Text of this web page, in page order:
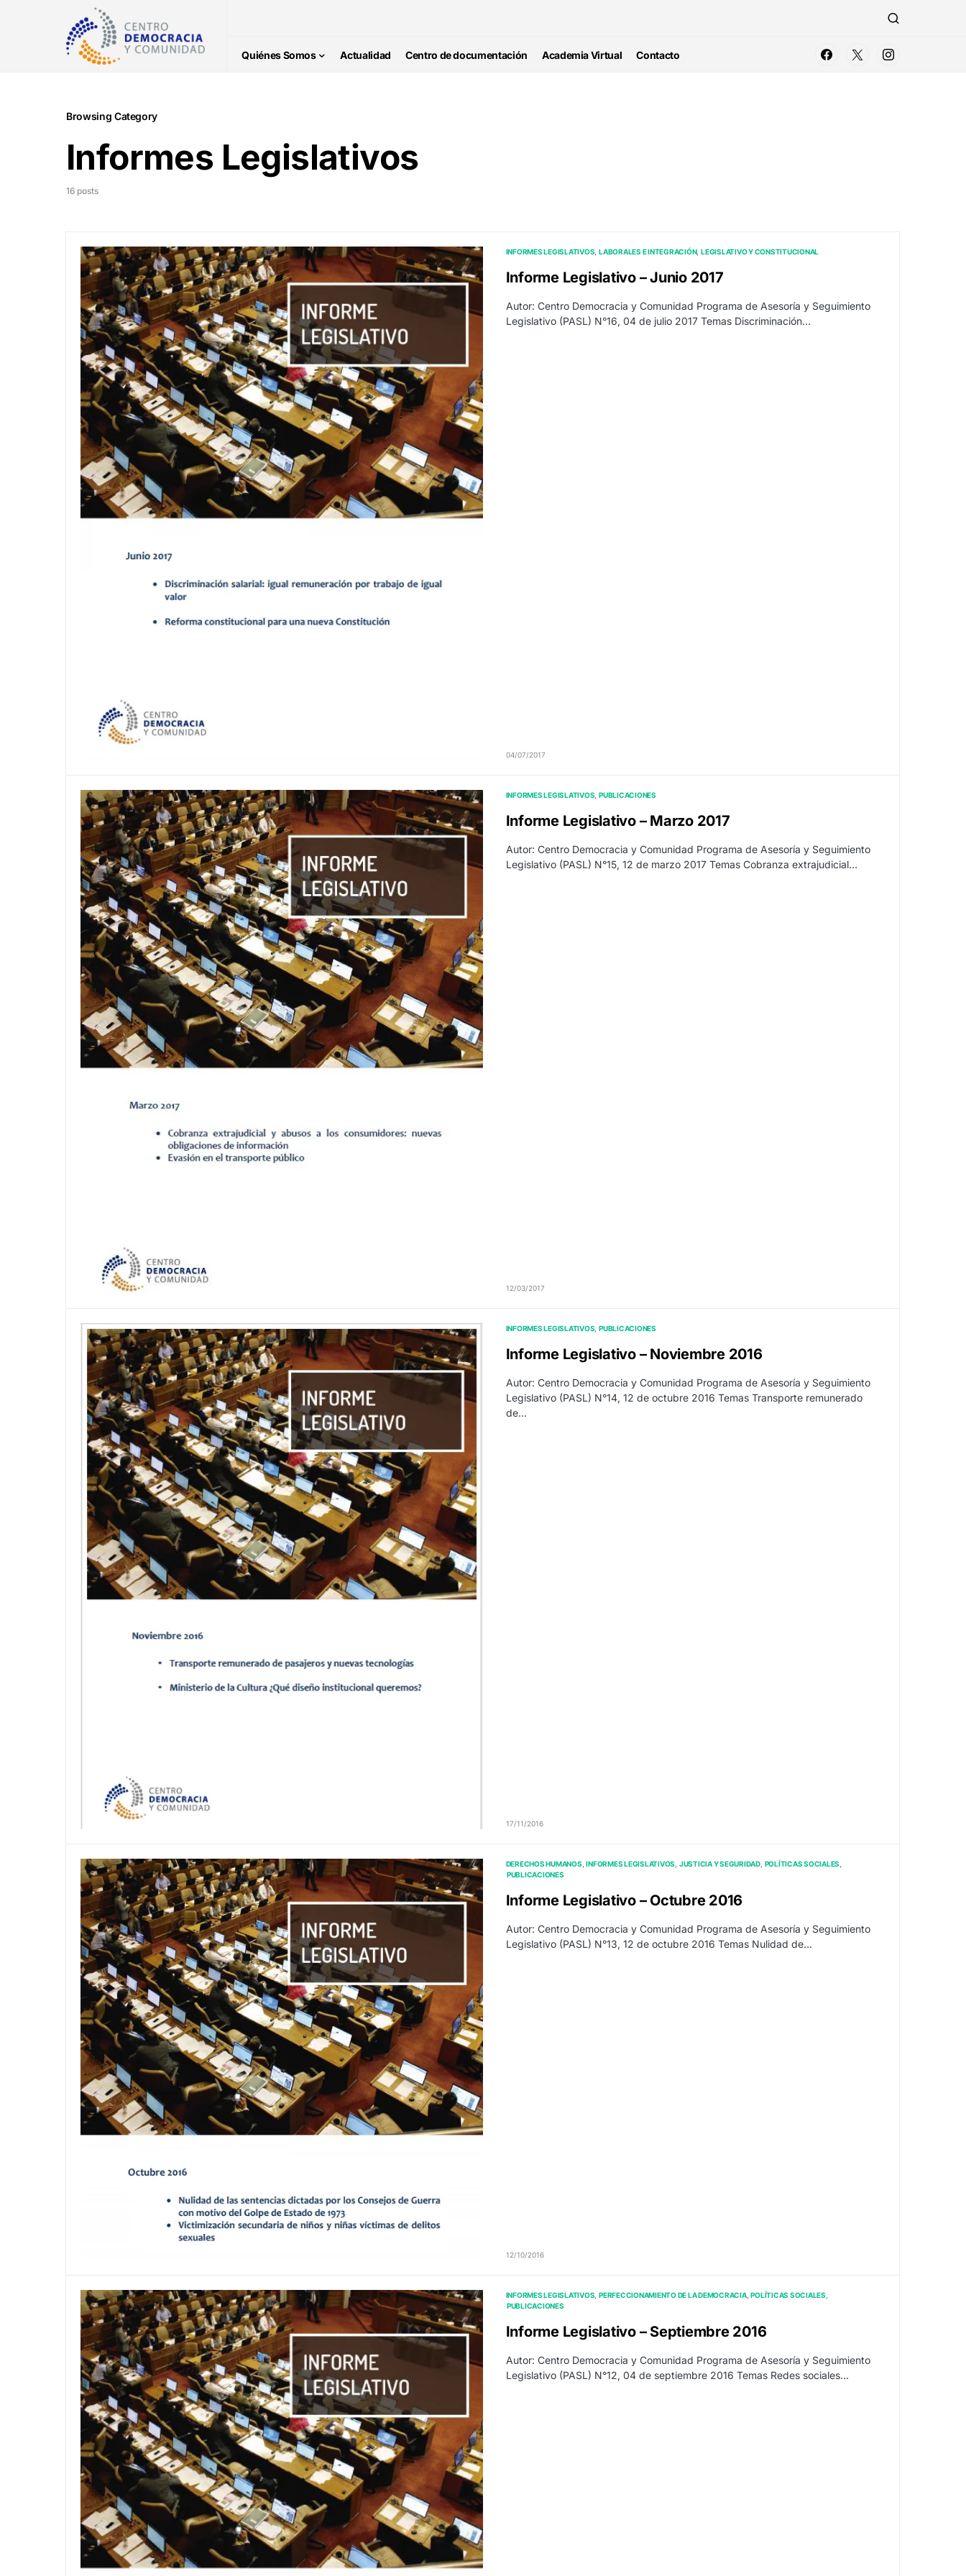
Quiénes Somos Actualidad Centro de documentación Academia Virtual Contacto
Browsing Category
Informes Legislativos
16 posts
INFORMES LEGISLATIVOS LABORALES E INTEGRACIÓN LEGISLATIVO Y CONSTITUCIONAL
Informe Legislativo – Junio 2017
Autor: Centro Democracia y Comunidad Programa de Asesoría y Seguimiento
Legislativo (PASL) N°16, 04 de julio 2017 Temas Discriminación…
04/07/2017
INFORMES LEGISLATIVOS PUBLICACIONES
Informe Legislativo – Marzo 2017
Autor: Centro Democracia y Comunidad Programa de Asesoría y Seguimiento
Legislativo (PASL) N°15, 12 de marzo 2017 Temas Cobranza extrajudicial…
12/03/2017
INFORMES LEGISLATIVOS PUBLICACIONES
Informe Legislativo – Noviembre 2016
Autor: Centro Democracia y Comunidad Programa de Asesoría y Seguimiento
Legislativo (PASL) N°14, 12 de octubre 2016 Temas Transporte remunerado
de…
17/11/2016
DERECHOS HUMANOS INFORMES LEGISLATIVOS JUSTICIA Y SEGURIDAD POLÍTICAS SOCIALES
PUBLICACIONES
Informe Legislativo – Octubre 2016
Autor: Centro Democracia y Comunidad Programa de Asesoría y Seguimiento
Legislativo (PASL) N°13, 12 de octubre 2016 Temas Nulidad de…
12/10/2016
INFORMES LEGISLATIVOS PERFECCIONAMIENTO DE LA DEMOCRACIA POLÍTICAS SOCIALES
PUBLICACIONES
Informe Legislativo – Septiembre 2016
Autor: Centro Democracia y Comunidad Programa de Asesoría y Seguimiento
Legislativo (PASL) N°12, 04 de septiembre 2016 Temas Redes sociales…